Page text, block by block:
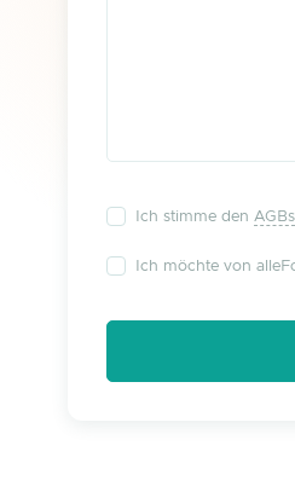
Ich stimme den AGBs
Ich möchte von